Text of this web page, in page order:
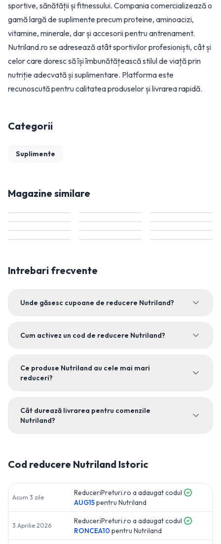
sportive, sănătății și fitnessului. Compania comercializează o
gamă largă de suplimente precum proteine, aminoacizi,
vitamine, minerale, dar și accesorii pentru antrenament.
Nutriland.ro se adresează atât sportivilor profesioniști, cât și
celor care doresc să își îmbunătățească stilul de viață prin
nutriție adecvată și suplimentare. Platforma este
recunoscută pentru calitatea produselor și livrarea rapidă.
Categorii
Suplimente
Magazine similare
Intrebari frecvente
Unde găsesc cupoane de reducere Nutriland?
Cum activez un cod de reducere Nutriland?
Ce produse Nutriland au cele mai mari
reduceri?
Cât durează livrarea pentru comenzile
Nutriland?
Cod reducere Nutriland Istoric
Acum 3 zile
ReduceriPreturi.ro a adaugat codul
AUG15pentru Nutriland
3 Aprilie 2026
ReduceriPreturi.ro a adaugat codul
RONCEA10 pentru Nutriland